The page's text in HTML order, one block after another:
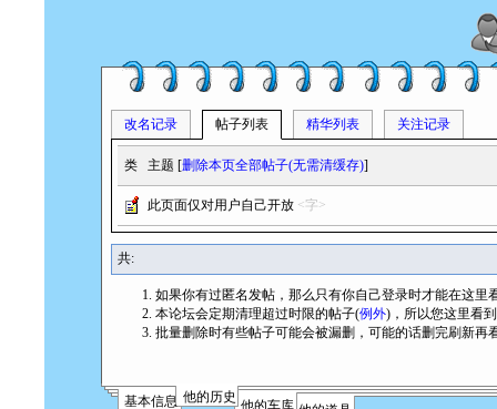
改名记录 帖子列表 精华列表 关注记录
类 主题 [删除本页全部帖子(无需清缓存)]
此页面仅对用户自己开放 <字>
共:
如果你有过匿名发帖，那么只有你自己登录时才能在这里
本论坛会定期清理超过时限的帖子(例外)，所以您这里看
批量删除时有些帖子可能会被漏删，可能的话删完刷新再
基本信息 他的历史
他的车库